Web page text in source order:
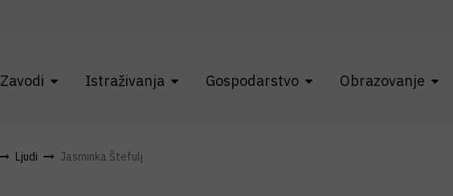
Zavodi Istraživanja Gospodarstvo Obrazovanje
Ljudi Jasminka Štefulj